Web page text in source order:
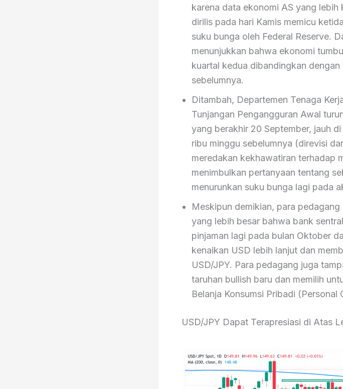
karena data ekonomi AS yang
dirilis pada hari Kamis memicu
suku bunga oleh Federal Reserve.
menunjukkan bahwa ekonomi
kuartal kedua dibandingkan
sebelumnya.
Ditambah, Departemen Tenaga
Tunjangan Pengangguran Awal
yang berakhir 20 September, jauh
ribu minggu sebelumnya (direvisi
meredakan kekhawatiran terhadap
menimbulkan pertanyaan tentang
menurunkan suku bunga lagi pada
Meskipun demikian, para
yang lebih besar bahwa bank
pinjaman lagi pada bulan Oktober
kenaikan USD lebih lanjut dan
USD/JPY. Para pedagang juga
taruhan bullish baru dan memilih
Belanja Konsumsi Pribadi
USD/JPY Dapat Terapresiasi di Atas